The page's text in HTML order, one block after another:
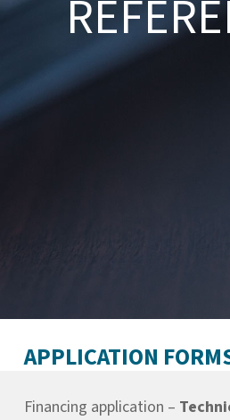
APPLICATION
Financing application –